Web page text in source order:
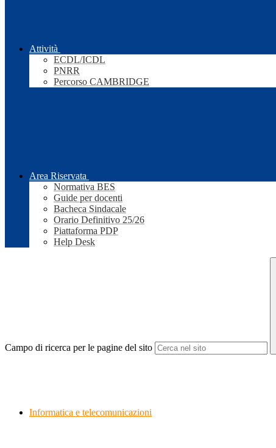
Attività
ECDL/ICDL
PNRR
Percorso CAMBRIDGE
Area Riservata
Normativa BES
Guide per docenti
Bacheca Sindacale
Orario Definitivo 25/26
Piattaforma PDP
Help Desk
Campo di ricerca per le pagine del sito
Informatica e telecomunicazioni